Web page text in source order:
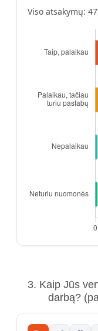
Viso atsakymų: 47
3. Kaip Jūs
darbą?